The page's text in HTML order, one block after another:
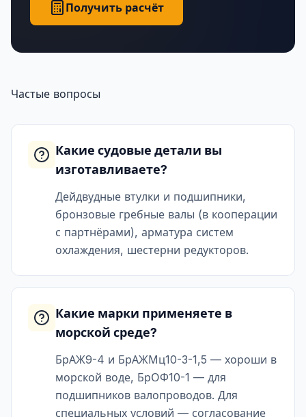
Получить расчёт
Частые вопросы
Какие судовые детали вы
изготавливаете?
Дейдвудные втулки и подшипники,
бронзовые гребные валы (в кооперации
с партнёрами), арматура систем
охлаждения, шестерни редукторов.
Какие марки применяете в
морской среде?
БрАЖ9-4 и БрАЖМц10-3-1,5 — хороши в
морской воде, БрОФ10-1 — для
подшипников валопроводов. Для
специальных условий — согласование